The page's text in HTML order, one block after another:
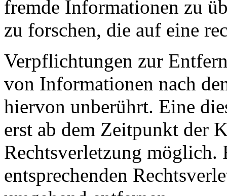
fremde Informationen zu
zu forschen, die auf eine
Verpflichtungen zur
von Informationen nach
hiervon unberührt. Eine
erst ab dem Zeitpunkt der
Rechtsverletzung möglich.
entsprechenden